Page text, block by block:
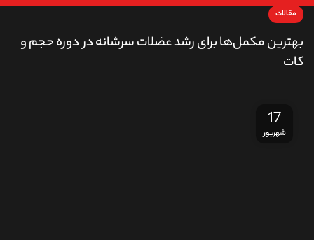
مقالات
بهترین مکمل‌ها برای رشد عضلات سرشانه در دوره حجم و
کات
17
شهریور